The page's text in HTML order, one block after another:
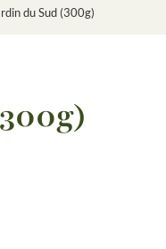
du Sud (300g)